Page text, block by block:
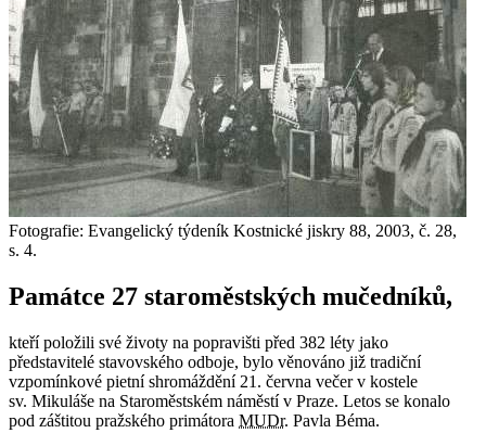
Fotografie: Evangelický týdeník Kostnické jiskry 88, 2003, č. 28,
s. 4.
Památce 27 staroměstských mučedníků,
kteří položili své životy na popravišti před 382 léty jako
představitelé stavovského odboje, bylo věnováno již tradiční
vzpomínkové pietní shromáždění 21. června večer v kostele
sv. Mikuláše na Staroměstském náměstí v Praze. Letos se konalo
pod záštitou pražského primátora MUDr. Pavla Béma.